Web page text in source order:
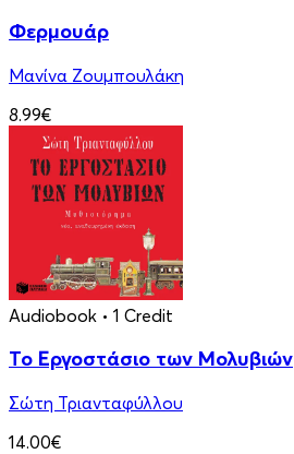
Φερμουάρ
Μανίνα Ζουμπουλάκη
8.99€
Audiobook • 1 Credit
Το Εργοστάσιο των Μολυβιών
Σώτη Τριανταφύλλου
14.00€